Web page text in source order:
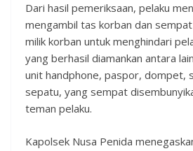
Dari hasil pemeriksaan, pelaku
mengambil tas korban dan
milik korban untuk menghindari
yang berhasil diamankan antara
unit handphone, paspor, dompet,
sepatu, yang sempat
teman pelaku.
Kapolsek Nusa Penida